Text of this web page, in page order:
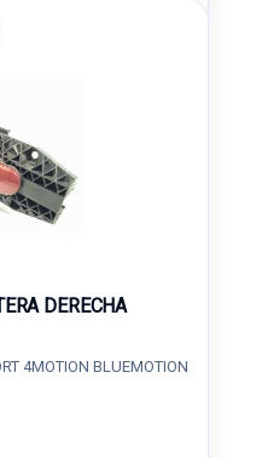
DERECHA
4MOTION BLUEMOTION